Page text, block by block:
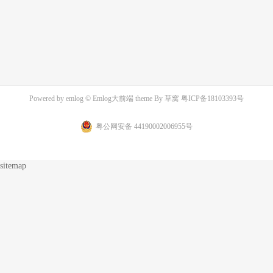
Powered by emlog © Emlog大前端 theme By 草窝 粤ICP备18103393号
粤公网安备 44190002006955号
sitemap